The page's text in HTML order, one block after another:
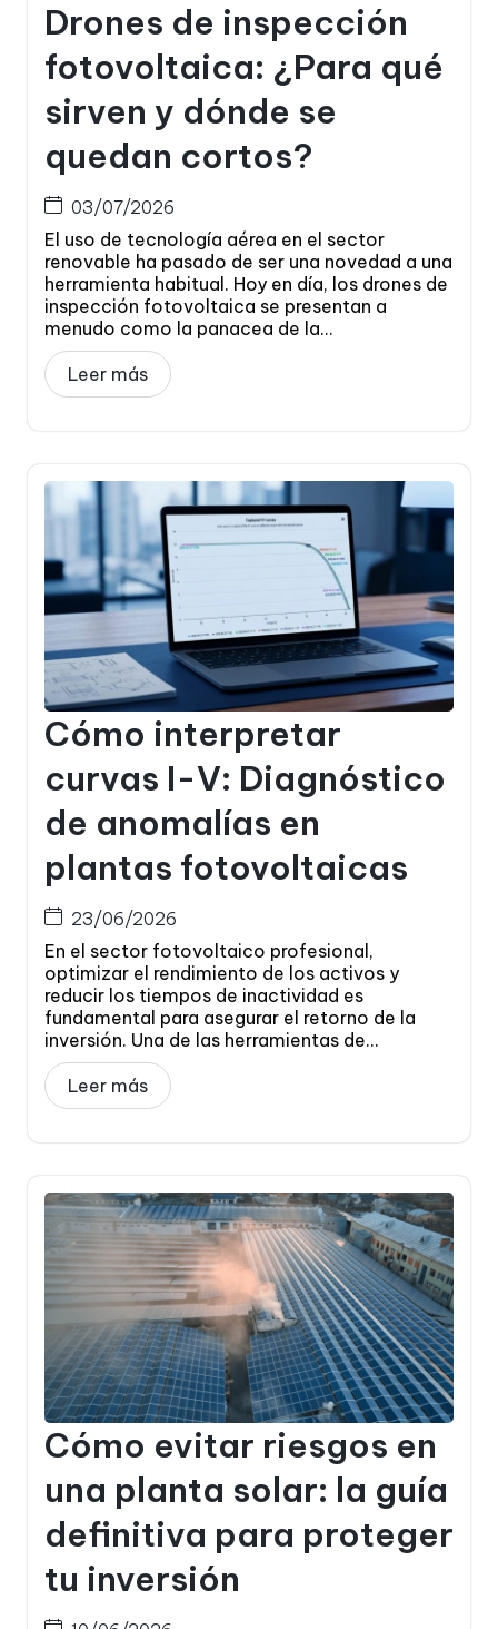
Drones de inspección
fotovoltaica: ¿Para qué
sirven y dónde se
quedan cortos?
03/07/2026
El uso de tecnología aérea en el sector
renovable ha pasado de ser una novedad a una
herramienta habitual. Hoy en día, los drones de
inspección fotovoltaica se presentan a
menudo como la panacea de la...
Leer más
Cómo interpretar
curvas I-V: Diagnóstico
de anomalías en
plantas fotovoltaicas
23/06/2026
En el sector fotovoltaico profesional,
optimizar el rendimiento de los activos y
reducir los tiempos de inactividad es
fundamental para asegurar el retorno de la
inversión. Una de las herramientas de...
Leer más
Cómo evitar riesgos en
una planta solar: la guía
definitiva para proteger
tu inversión